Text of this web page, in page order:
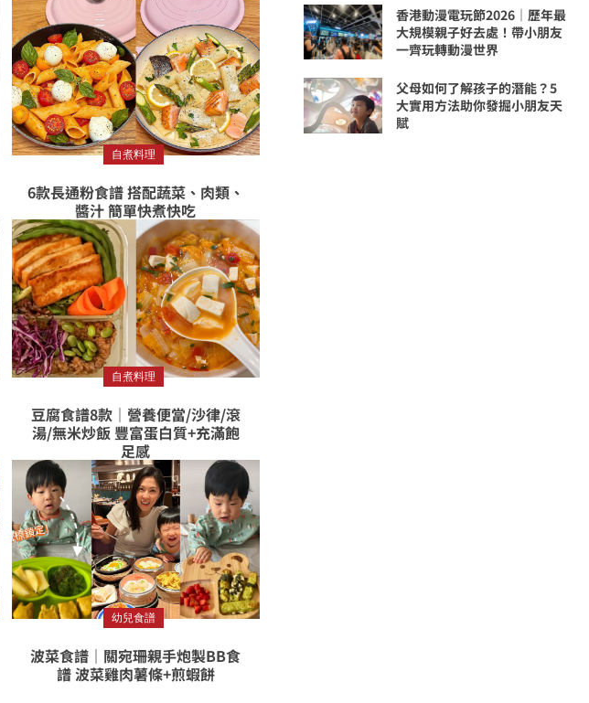
自煮料理
6款長通粉食譜 搭配蔬菜、肉類、
醬汁 簡單快煮快吃
自煮料理
豆腐食譜8款｜營養便當/沙律/滾
湯/無米炒飯 豐富蛋白質+充滿飽
足感
幼兒食譜
波菜食譜｜關宛珊親手炮製BB食
譜 波菜雞肉薯條+煎蝦餅
香港動漫電玩節2026｜歷年最
大規模親子好去處！帶小朋友
一齊玩轉動漫世界
父母如何了解孩子的潛能？5
大實用方法助你發掘小朋友天
賦